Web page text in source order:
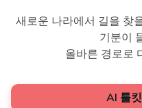
새로운 나라에서 길을 찾
기분이
올바른 경로로
AI 툴